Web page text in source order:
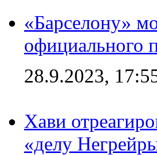
«Барселону»
официального
28.9.2023,
Хави
«делу